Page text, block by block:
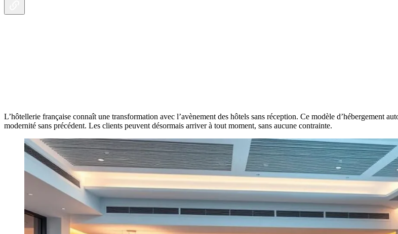
L’hôtellerie française connaît une transformation avec l’avènement des hôtels sans réception. Ce modèle d’hébergement
modernité sans précédent. Les clients peuvent désormais arriver à tout moment, sans aucune contrainte.